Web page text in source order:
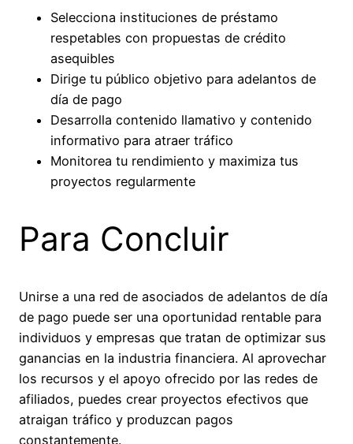
Selecciona instituciones de préstamo
respetables con propuestas de crédito
asequibles
Dirige tu público objetivo para adelantos de
día de pago
Desarrolla contenido llamativo y contenido
informativo para atraer tráfico
Monitorea tu rendimiento y maximiza tus
proyectos regularmente
Para Concluir
Unirse a una red de asociados de adelantos de día
de pago puede ser una oportunidad rentable para
individuos y empresas que tratan de optimizar sus
ganancias en la industria financiera. Al aprovechar
los recursos y el apoyo ofrecido por las redes de
afiliados, puedes crear proyectos efectivos que
atraigan tráfico y produzcan pagos
constantemente.